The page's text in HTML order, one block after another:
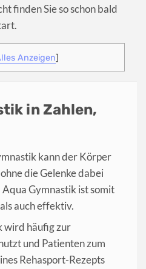
finden Sie so schon bald
Anzeigen]
in Zahlen,
kann der Körper
die Gelenke dabei
Gymnastik ist somit
auch effektiv.
wird häufig zur
und Patienten zum
Rehasport-Rezepts